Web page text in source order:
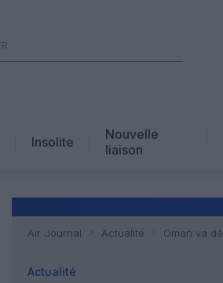
Insolite
Nouvelle
liaison
Air Journal Actualité Oman va
Actualité